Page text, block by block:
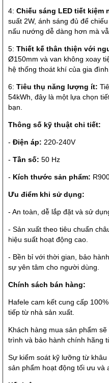
4: Chiếu sáng LED tiết kiệm
suất 2W, ánh sáng đủ để
nấu nướng dễ dàng hơn mà
5: Thiết kế thân thiện với
Ø150mm và van không xoay
hệ thống thoát khí của gia đình.
6: Tiêu thụ năng lượng ít:
54kWh, đây là một lựa chọn
bạn.
Thông số kỹ thuật chi tiết:
- Điện áp: 220-240V
- Tần số: 50 Hz
- Kích thước sản phẩm:
Ưu điểm khi sử dụng:
- An toàn, dễ lắp đặt và sử
- Sản xuất theo tiêu chuẩn
hiệu suất hoạt động cao.
- Bền bỉ với thời gian, bảo
sự yên tâm cho người dùng.
Chính sách bán hàng:
Hafele cam kết cung cấp
tiếp từ nhà sản xuất.
Khách hàng mua sản phẩm
trình và bảo hành chính hãng
Sự kiểm soát kỹ lưỡng từ
sản phẩm hoạt động tối ưu và